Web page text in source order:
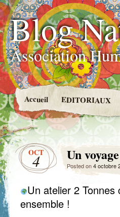
Blog
Association
Accueil EDITORIAUX
OCT
4 Un
Posted on4 octobre
Un atelier 2 Tonnes
ensemble !